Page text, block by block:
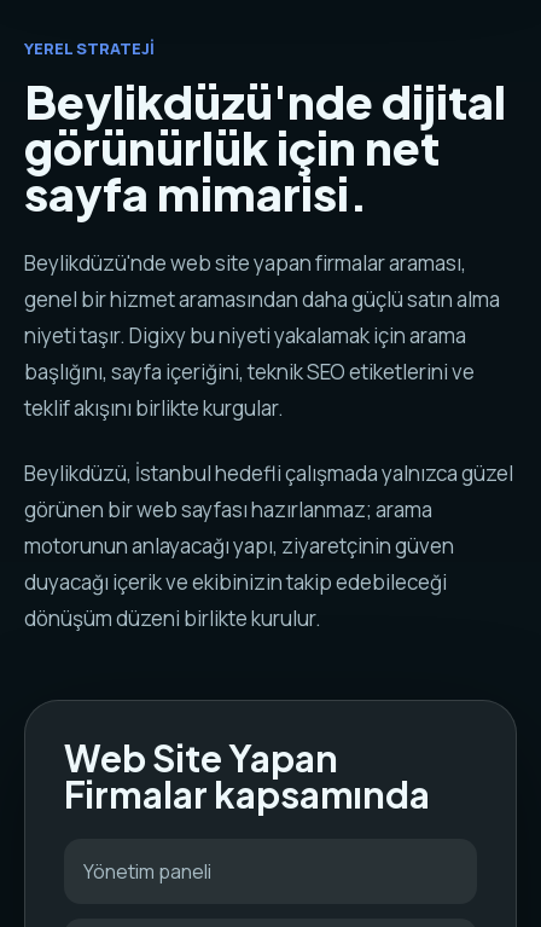
YEREL STRATEJI
Beylikdüzü'nde dijital
görünürlük için net
sayfa mimarisi.
Beylikdüzü'nde web site yapan firmalar araması,
genel bir hizmet aramasından daha güçlü satın alma
niyeti taşır. Digixy bu niyeti yakalamak için arama
başlığını, sayfa içeriğini, teknik SEO etiketlerini ve
teklif akışını birlikte kurgular.
Beylikdüzü, İstanbul hedefli çalışmada yalnızca güzel
görünen bir web sayfası hazırlanmaz; arama
motorunun anlayacağı yapı, ziyaretçinin güven
duyacağı içerik ve ekibinizin takip edebileceği
dönüşüm düzeni birlikte kurulur.
Web Site Yapan
Firmalar kapsamında
Yönetim paneli